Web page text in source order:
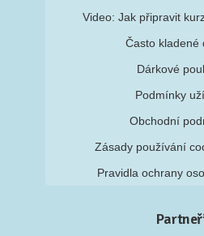
Video: Jak připravit
Často kladené
Dárkové
Podmínky
Obchodní
Zásady používání
Pravidla ochrany